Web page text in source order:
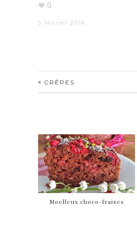
0
5 février 2016
« CRÊPES
Moelleux choco-fraises